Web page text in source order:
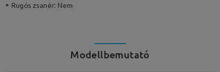
Rugós zsanér: Nem
Modellbemutató